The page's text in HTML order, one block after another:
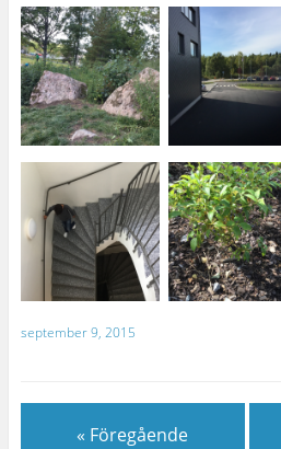
september 9, 2015
« Föregående